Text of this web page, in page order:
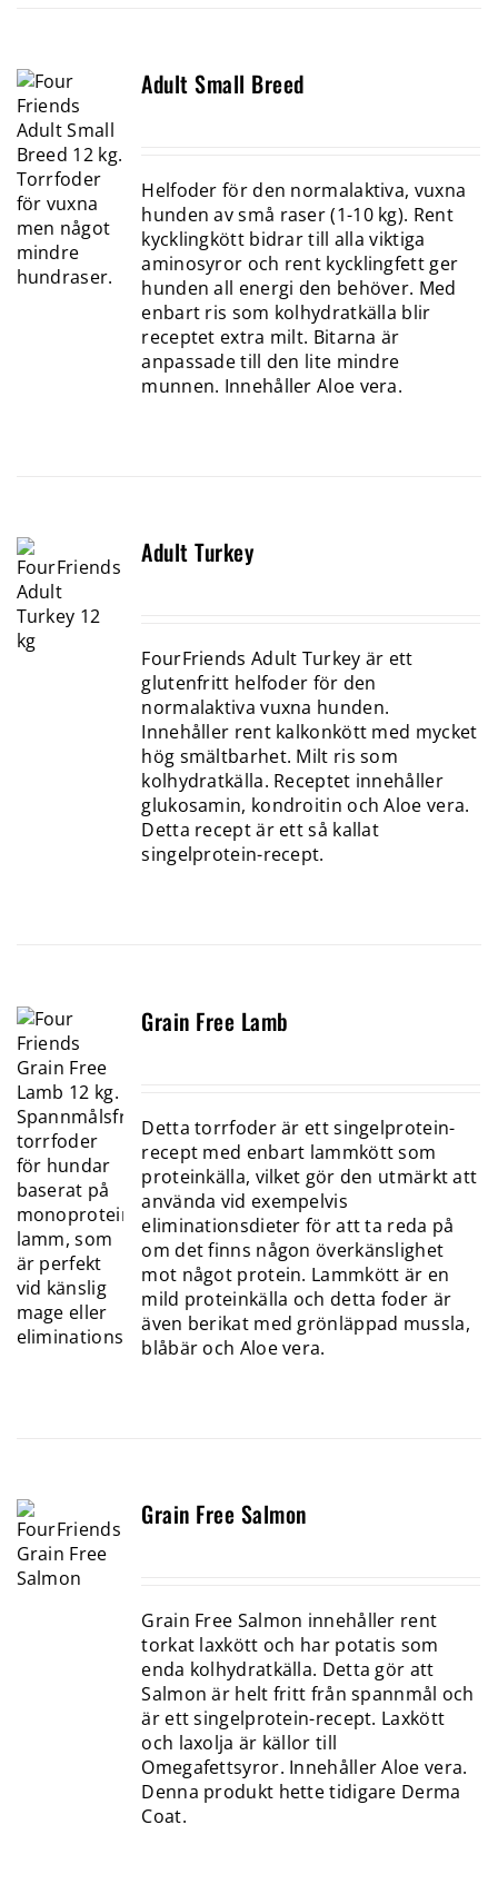
Adult Small Breed
Helfoder för den normalaktiva, vuxna
hunden av små raser (1-10 kg). Rent
kycklingkött bidrar till alla viktiga
aminosyror och rent kycklingfett ger
hunden all energi den behöver. Med
enbart ris som kolhydratkälla blir
receptet extra milt. Bitarna är
anpassade till den lite mindre
munnen. Innehåller Aloe vera.
Adult Turkey
FourFriends Adult Turkey är ett
glutenfritt helfoder för den
normalaktiva vuxna hunden.
Innehåller rent kalkonkött med mycket
hög smältbarhet. Milt ris som
kolhydratkälla. Receptet innehåller
glukosamin, kondroitin och Aloe vera.
Detta recept är ett så kallat
singelprotein-recept.
Grain Free Lamb
Detta torrfoder är ett singelprotein-
recept med enbart lamm­kött som
proteinkälla, vilket gör den utmärkt att
använda vid exempelvis
eliminationsdieter för att ta reda på
om det finns någon överkänslighet
mot något protein. Lammkött är en
mild proteinkälla och detta foder är
även berikat med grönläppad mussla,
blåbär och Aloe vera.
Grain Free Salmon
Grain Free Salmon innehåller rent
torkat laxkött och har potatis som
enda kolhydratkälla. Detta gör att
Salmon är helt fritt från spannmål och
är ett singelprotein-recept. Laxkött
och laxolja är källor till
Omegafettsyror. Innehåller Aloe vera.
Denna produkt hette tidigare Derma
Coat.